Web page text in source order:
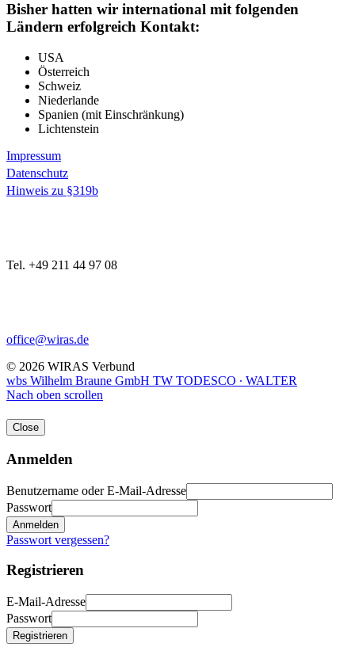
Bisher hatten wir international mit folgenden
Ländern erfolgreich Kontakt:
USA
Österreich
Schweiz
Niederlande
Spanien (mit Einschränkung)
Lichtenstein
Impressum
Datenschutz
Hinweis zu §319b
Tel. +49 211 44 97 08
office@wiras.de
© 2026 WIRAS Verbund
wbs Wilhelm Braune GmbH TW TODESCO ∙ WALTER
Nach oben scrollen
Close
Anmelden
Benutzername oder E-Mail-Adresse
Passwort
Anmelden
Passwort vergessen?
Registrieren
E-Mail-Adresse
Passwort
Registrieren